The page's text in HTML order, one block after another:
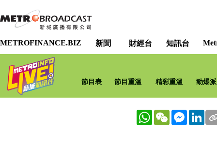
METROFINANCE.BIZ 新聞 財經台 知訊台
節目表 節目重溫 精彩重溫 勁爆
WhatsApp
WeChat